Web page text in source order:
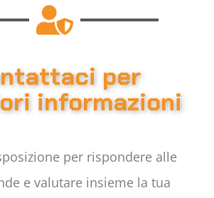
per
informazioni
per rispondere alle
e valutare insieme la tua